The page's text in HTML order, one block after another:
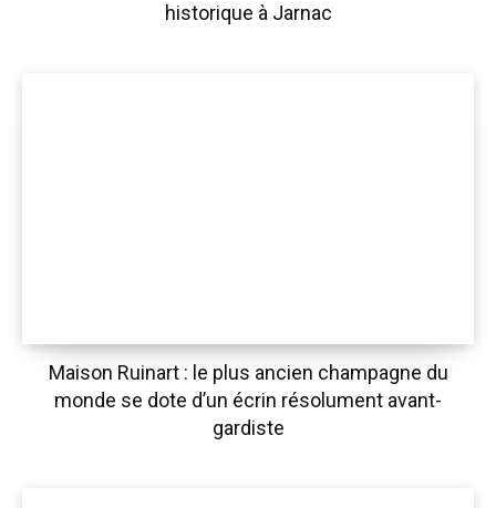
historique à Jarnac
Maison Ruinart : le plus ancien champagne du
monde se dote d’un écrin résolument avant-
gardiste